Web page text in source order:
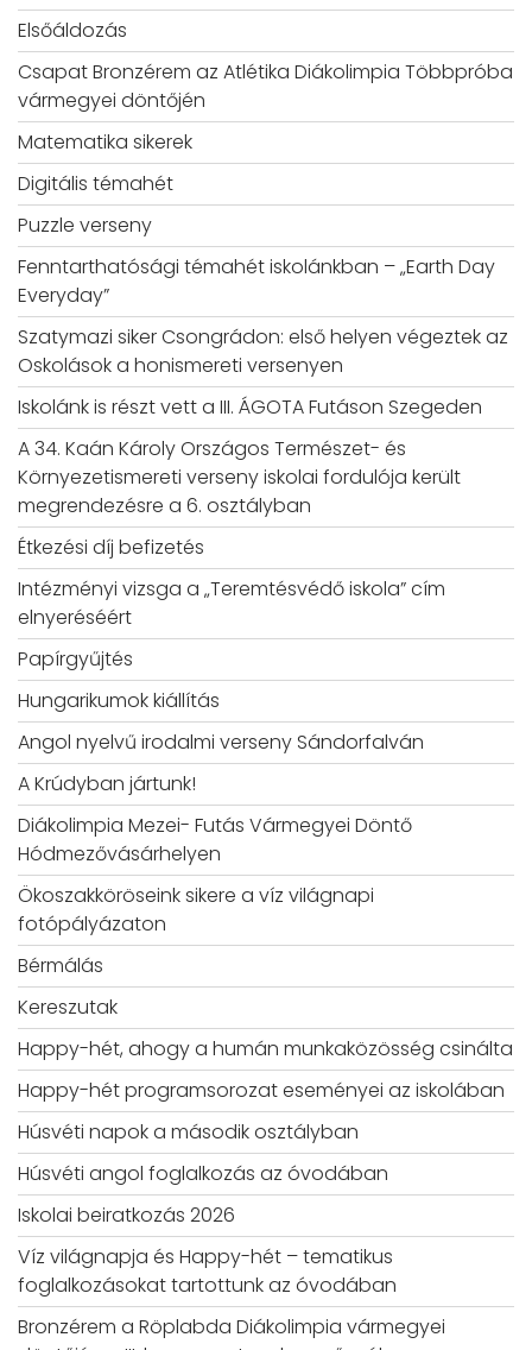
Elsőáldozás
Csapat Bronzérem az Atlétika Diákolimpia Többpróba
vármegyei döntőjén
Matematika sikerek
Digitális témahét
Puzzle verseny
Fenntarthatósági témahét iskolánkban – „Earth Day
Everyday”
Szatymazi siker Csongrádon: első helyen végeztek az
Oskolások a honismereti versenyen
Iskolánk is részt vett a III. ÁGOTA Futáson Szegeden
A 34. Kaán Károly Országos Természet- és
Környezetismereti verseny iskolai fordulója került
megrendezésre a 6. osztályban
Étkezési díj befizetés
Intézményi vizsga a „Teremtésvédő iskola” cím
elnyeréséért
Papírgyűjtés
Hungarikumok kiállítás
Angol nyelvű irodalmi verseny Sándorfalván
A Krúdyban jártunk!
Diákolimpia Mezei- Futás Vármegyei Döntő
Hódmezővásárhelyen
Ökoszakköröseink sikere a víz világnapi
fotópályázaton
Bérmálás
Kereszutak
Happy-hét, ahogy a humán munkaközösség csinálta
Happy-hét programsorozat eseményei az iskolában
Húsvéti napok a második osztályban
Húsvéti angol foglalkozás az óvodában
Iskolai beiratkozás 2026
Víz világnapja és Happy-hét – tematikus
foglalkozásokat tartottunk az óvodában
Bronzérem a Röplabda Diákolimpia vármegyei